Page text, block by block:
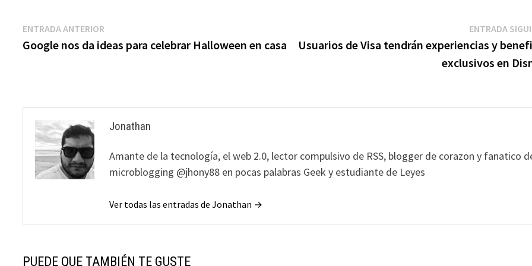
Navegación
de
ENTRADA ANTERIOR
anterior:
Google nos da ideas para celebrar Halloween en casa
ENTRADA
Usuarios de Visa tendrán experiencias y
exclusivos en
Jonathan
Amante de la tecnología, el web 2.0, lector compulsivo de RSS, blogger de corazon y fanatico
microblogging @jhony88 en pocas palabras Geek y estudiante de Leyes
Ver todas las entradas de Jonathan →
PUEDE QUE TAMBIÉN TE GUSTE